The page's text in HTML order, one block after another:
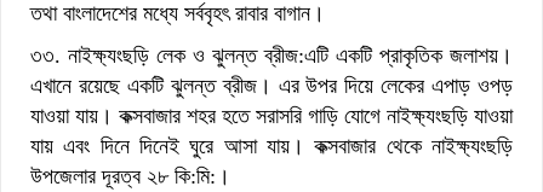
তথা বাংলাদেশের মধ্যে সর্ববৃহৎ রাবার বাগান।
৩৩. নাইক্ষ্যংছড়ি লেক ও ঝুলন্ত ব্রীজ:এটি একটি প্রাকৃতিক জলাশয়।
এখানে রয়েছে একটি ঝুলন্ত ব্রীজ। এর উপর দিয়ে লেকের এপাড় ওপড়
যাওয়া যায়। কক্সবাজার শহর হতে সরাসরি গাড়ি যোগে নাইক্ষ্যংছড়ি যাওয়া
যায় এবং দিনে দিনেই ঘুরে আসা যায়। কক্সবাজার থেকে নাইক্ষ্যংছড়ি
উপজেলার দূরত্ব ২৮ কি:মি:।